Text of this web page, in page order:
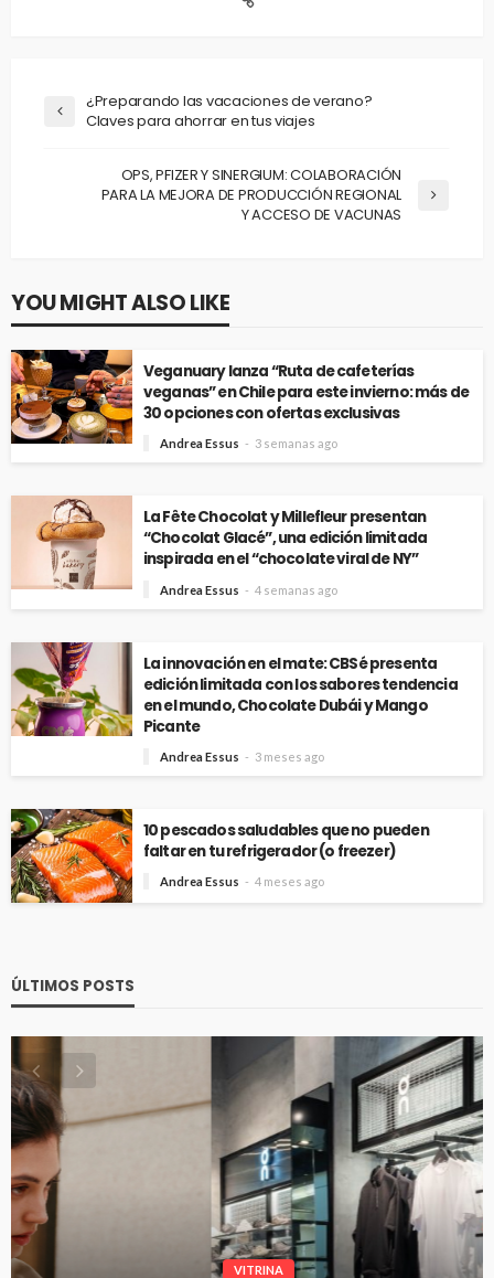
¿Preparando las vacaciones de verano?
Claves para ahorrar en tus viajes
OPS, PFIZER Y SINERGIUM: COLABORACIÓN
PARA LA MEJORA DE PRODUCCIÓN REGIONAL
Y ACCESO DE VACUNAS
YOU MIGHT ALSO LIKE
Veganuary lanza “Ruta de cafeterías
veganas” en Chile para este invierno: más de
30 opciones con ofertas exclusivas
Andrea Essus 3 semanas ago
La Fête Chocolat y Millefleur presentan
“Chocolat Glacé”, una edición limitada
inspirada en el “chocolate viral de NY”
Andrea Essus 4 semanas ago
La innovación en el mate: CBSé presenta
edición limitada con los sabores tendencia
en el mundo, Chocolate Dubái y Mango
Picante
Andrea Essus 3 meses ago
10 pescados saludables que no pueden
faltar en tu refrigerador (o freezer)
Andrea Essus 4 meses ago
ÚLTIMOS POSTS
VITRINA